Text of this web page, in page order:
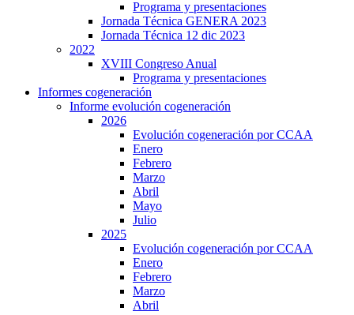
Programa y presentaciones
Jornada Técnica GENERA 2023
Jornada Técnica 12 dic 2023
2022
XVIII Congreso Anual
Programa y presentaciones
Informes cogeneración
Informe evolución cogeneración
2026
Evolución cogeneración por CCAA
Enero
Febrero
Marzo
Abril
Mayo
Julio
2025
Evolución cogeneración por CCAA
Enero
Febrero
Marzo
Abril